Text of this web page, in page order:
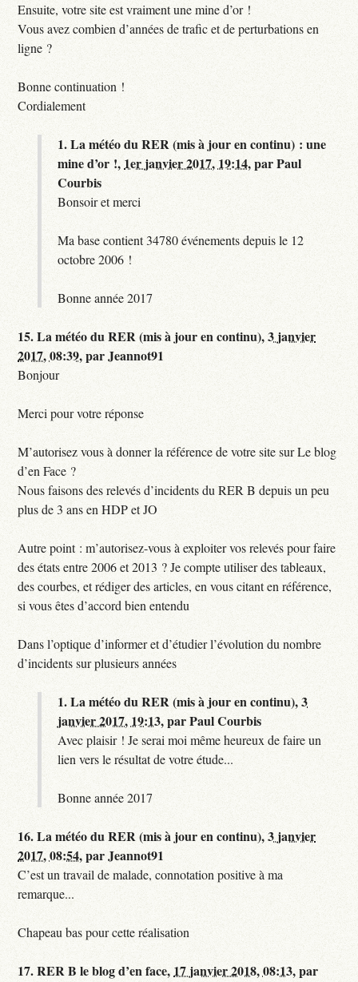
Ensuite, votre site est vraiment une mine d’or !
Vous avez combien d’années de trafic et de perturbations en
ligne ?
Bonne continuation !
Cordialement
1.La météo du RER (mis à jour en continu) : une
mine d’or !, 1er janvier 2017, 19:14,parPaul
Courbis
Bonsoir et merci
Ma base contient 34780 événements depuis le 12
octobre 2006 !
Bonne année 2017
15.La météo du RER (mis à jour en continu),3 janvier
2017, 08:39,parJeannot91
Bonjour
Merci pour votre réponse
M’autorisez vous à donner la référence de votre site sur Le blog
d’en Face ?
Nous faisons des relevés d’incidents du RER B depuis un peu
plus de 3 ans en HDP et JO
Autre point : m’autorisez-vous à exploiter vos relevés pour faire
des états entre 2006 et 2013 ? Je compte utiliser des tableaux,
des courbes, et rédiger des articles, en vous citant en référence,
si vous êtes d’accord bien entendu
Dans l’optique d’informer et d’étudier l’évolution du nombre
d’incidents sur plusieurs années
1.La météo du RER (mis à jour en continu),3
janvier 2017, 19:13,parPaul Courbis
Avec plaisir ! Je serai moi même heureux de faire un
lien vers le résultat de votre étude...
Bonne année 2017
16.La météo du RER (mis à jour en continu),3 janvier
2017, 08:54,parJeannot91
C’est un travail de malade, connotation positive à ma
remarque...
Chapeau bas pour cette réalisation
17.RER B le blog d’en face, 17 janvier 2018, 08:13,par